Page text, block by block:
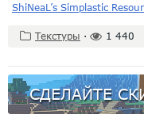
ShiNeaL’s Simplastic
Текстуры · 1 440
СДЕЛАЙТЕ